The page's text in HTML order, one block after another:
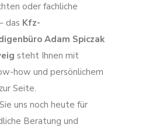
oder fachliche
das Kfz-
Adam Spiczak
steht Ihnen mit
how und persönlichem
Seite.
uns noch heute für
Beratung und